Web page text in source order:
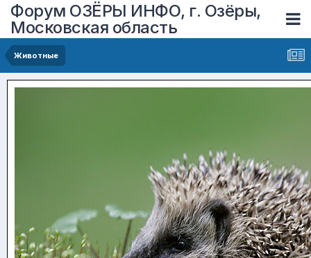
Форум ОЗЁРЫ ИНФО, г. Озёры,
Московская область
Животные